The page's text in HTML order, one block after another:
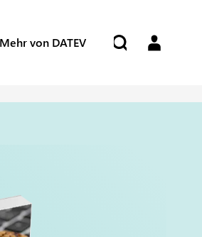
Mehr von DATEV